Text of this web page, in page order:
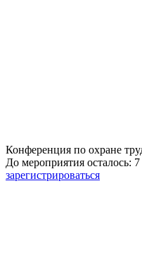
Конференция по охране
До мероприятия осталось:
зарегистрироваться